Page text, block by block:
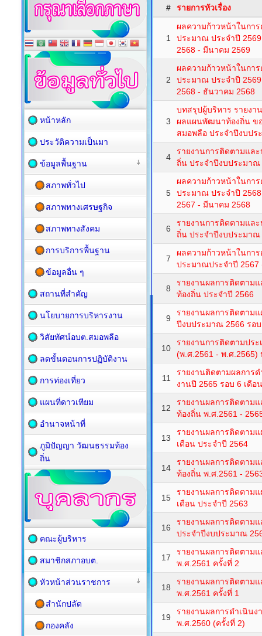
# รายการหัวเรื่อง
1
ผลความก้าวหน้าในกา
ประมาณ ประจำปี
2568 - มีนาคม 2569
2
ผลความก้าวหน้าในกา
ประมาณ ประจำปี
2568 - ธันวาคม 2568
3
บทสรุปผู้บริหาร รายงา
ผลแผนพัฒนาท้องถิ่น ข
สมอพลือ ประจำปีงบปร
4
รายงานการติดตามแล
ถิ่น ประจำปีงบประมา
5
ผลความก้าวหน้าในกา
ประมาณ ประจำปี
2567 - มีนาคม 2568
6
รายงานการติดตามแล
ถิ่น ประจำปีงบประมาณ
7
ผลความก้าวหน้าในกา
ประมาณประจำปี 2567
8
รายงานผลการติดตาม
ท้องถิ่น ประจำปี 2566
9
รายงานผลการติดตาม
ปีงบประมาณ 2566 รอ
10
รายงานการติดตามปร
(พ.ศ.2561 - พ.ศ.2565)
11
รายงานติดตามผลการ
งานปี 2565 รอบ 6 เดือ
12
รายงานผลการติดตาม
ท้องถิ่น พ.ศ.2561 -
13
รายงานผลการติดตาม
เดือน ประจำปี 2564
14
รายงานผลการติดตาม
ท้องถิ่น พ.ศ.2561 -
15
รายงานผลการติดตาม
เดือน ประจำปี 2563
16
รายงานผลการติดตาม
ประจำปีงบประมาณ
17
รายงานผลการติดตาม
พ.ศ.2561 ครั้งที่ 2
18
รายงานผลการติดตาม
พ.ศ.2561 ครั้งที่ 1
19
รายงานผลการดำเนิน
พ.ศ.2560 (ครั้งที่ 2)
หน้าหลัก
ประวัติความเป็นมา
ข้อมูลพื้นฐาน
สภาพทั่วไป
สภาพทางเศรษฐกิจ
สภาพทางสังคม
การบริการพื้นฐาน
ข้อมูลอื่น ๆ
สถานที่สำคัญ
นโยบายการบริหารงาน
วิสัยทัศน์อบต.สมอพลือ
ลดขั้นตอนการปฏิบัติงาน
การท่องเที่ยว
แผนที่ดาวเทียม
อำนาจหน้าที่
ภูมิปัญญา วัฒนธรรมท้อง
ถิ่น
คณะผู้บริหาร
สมาชิกสภาอบต.
หัวหน้าส่วนราชการ
สำนักปลัด
กองคลัง